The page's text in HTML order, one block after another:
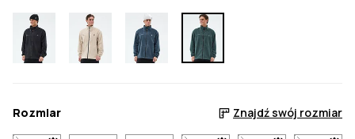
Rozmiar Znajdź swój rozmiar